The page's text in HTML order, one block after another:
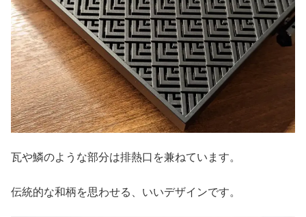
瓦や鱗のような部分は排熱口を兼ねています。
伝統的な和柄を思わせる、いいデザインです。